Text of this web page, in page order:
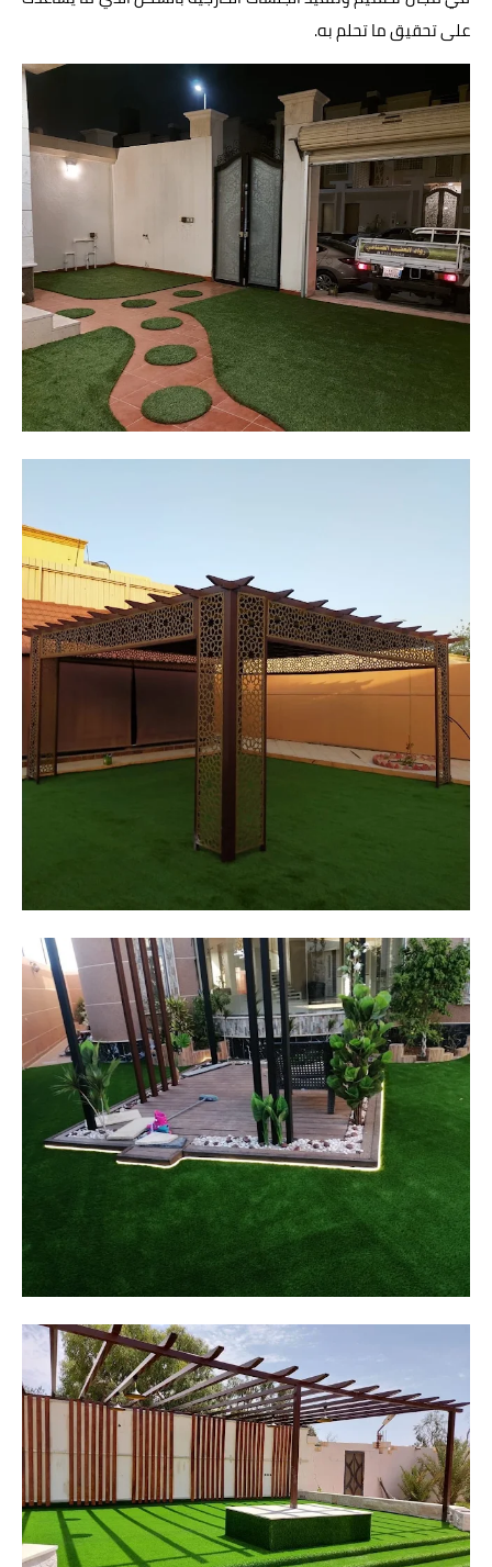
على تحقيق ما تحلم به.